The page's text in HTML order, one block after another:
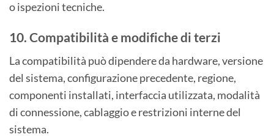
o ispezioni tecniche.
10. Compatibilità e modifiche di terzi
La compatibilità può dipendere da hardware, versione
del sistema, configurazione precedente, regione,
componenti installati, interfaccia utilizzata, modalità
di connessione, cablaggio e restrizioni interne del
sistema.